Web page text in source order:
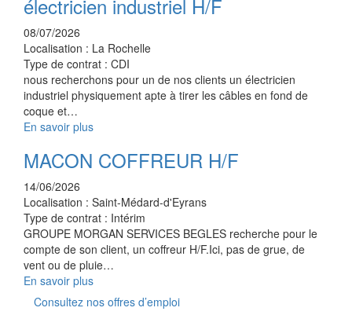
électricien industriel H/F
08/07/2026
Localisation : La Rochelle
Type de contrat : CDI
nous recherchons pour un de nos clients un électricien
industriel physiquement apte à tirer les câbles en fond de
coque et…
En savoir plus
MACON COFFREUR H/F
14/06/2026
Localisation : Saint-Médard-d'Eyrans
Type de contrat : Intérim
GROUPE MORGAN SERVICES BEGLES recherche pour le
compte de son client, un coffreur H/F.Ici, pas de grue, de
vent ou de pluie…
En savoir plus
Consultez nos offres d’emploi